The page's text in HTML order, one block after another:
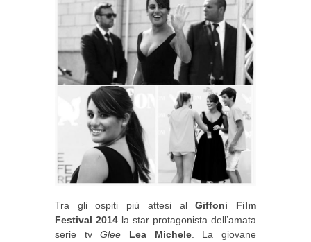
Tra gli ospiti più attesi alGiffoni Film
Festival 2014 la star protagonista dell’amata
serie tvGlee Lea Michele. La giovane